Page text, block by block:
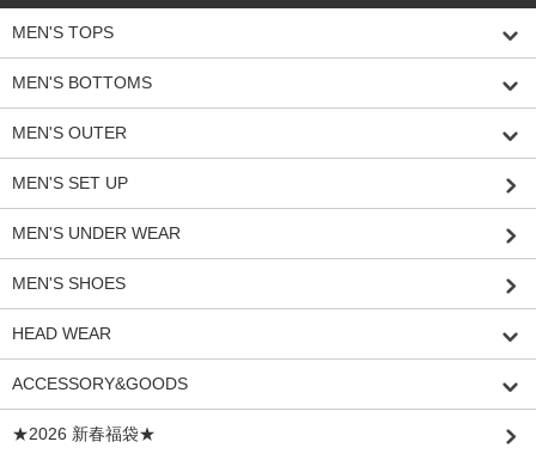
MEN'S TOPS
MEN'S BOTTOMS
MEN'S OUTER
MEN'S SET UP
MEN'S UNDER WEAR
MEN'S SHOES
HEAD WEAR
ACCESSORY&GOODS
★2026 新春福袋★